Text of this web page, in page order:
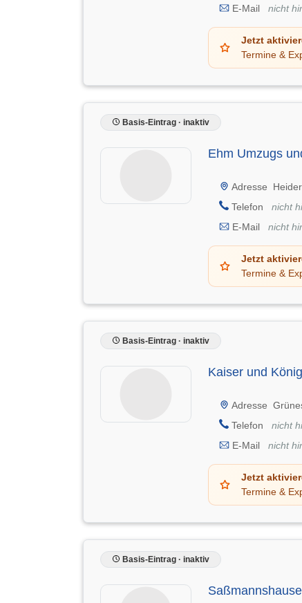
E-Mail
nicht
Jetzt
Termine &
Basis-Eintrag · inaktiv
Ehm Umzugs
Adresse
Telefon
nicht
E-Mail
nicht
Jetzt
Termine &
Basis-Eintrag · inaktiv
Kaiser und König
Adresse
Telefon
nicht
E-Mail
nicht
Jetzt
Termine &
Basis-Eintrag · inaktiv